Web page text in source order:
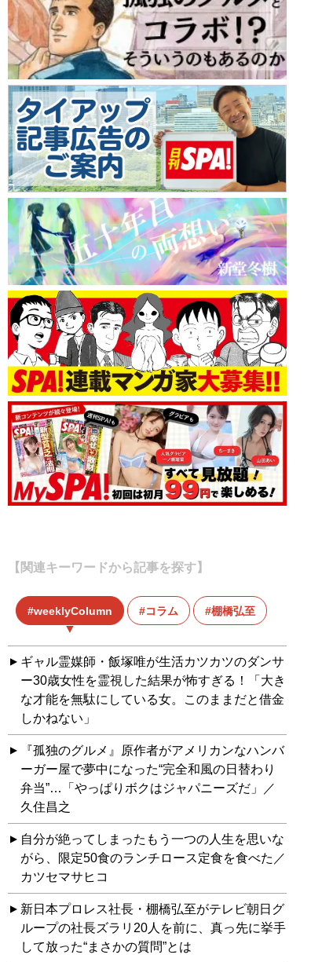
【関連キーワードから記事を探す】
weeklyColumn コラム 棚橋弘至
ギャル霊媒師・飯塚唯が生活カツカツのダンサ
ー30歳女性を霊視した結果が怖すぎる！「大き
な才能を無駄にしている女。このままだと借金
しかねない」
『孤独のグルメ』原作者がアメリカンなハンバ
ーガー屋で夢中になった“完全和風の日替わり
弁当”…「やっぱりボクはジャパニーズだ」／
久住昌之
自分が絶ってしまったもう一つの人生を思いな
がら、限定50食のランチロース定食を食べた／
カツセマサヒコ
新日本プロレス社長・棚橋弘至がテレビ朝日グ
ループの社長ズラリ20人を前に、真っ先に挙手
して放った“まさかの質問”とは